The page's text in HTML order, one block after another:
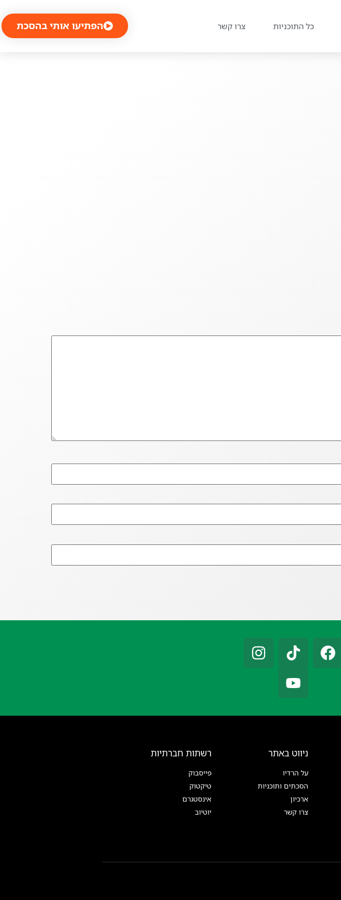
כל התוכניות צרו קשר הפתיעו אותי בהסכת
ניווט באתר
על הרדיו
הסכתים ותוכניות
ארכיון
צרו קשר
רשתות חברתיות
פייסבוק
טיקטוק
אינסטגרם
יוטיוב